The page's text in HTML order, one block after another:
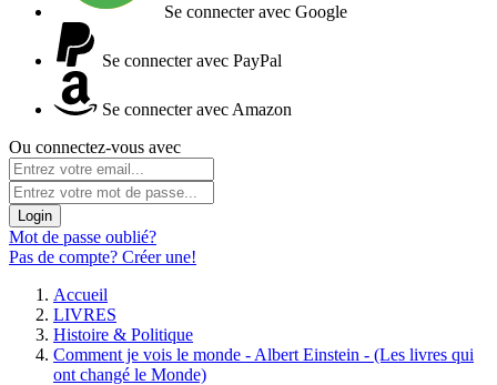
Se connecter avec Google
Se connecter avec PayPal
Se connecter avec Amazon
Ou connectez-vous avec
Login
Mot de passe oublié?
Pas de compte? Créer une!
Accueil
LIVRES
Histoire & Politique
Comment je vois le monde - Albert Einstein - (Les livres qui
ont changé le Monde)